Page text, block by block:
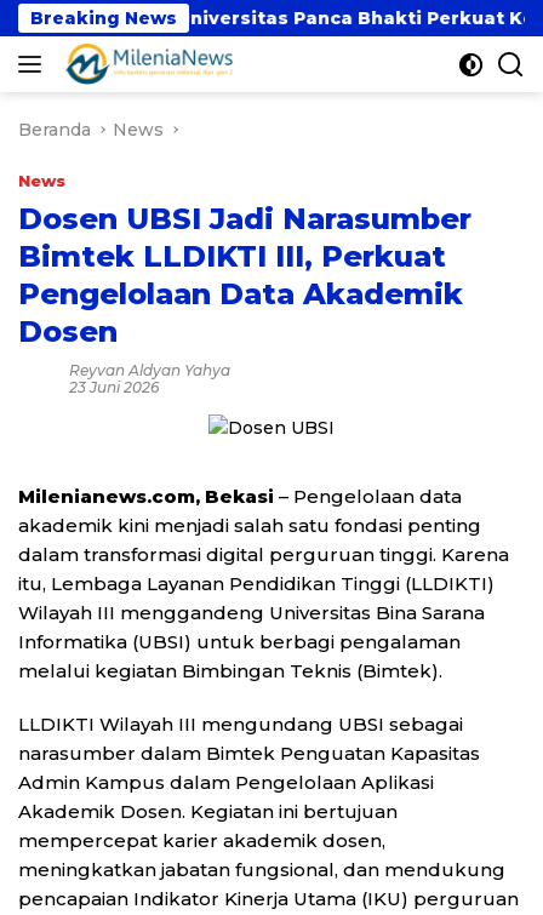
Langsung
ke
konten
Breaking News
dan Universitas Panca Bhakti Perkuat Kolaborasi
Beranda News
News
Dosen UBSI Jadi Narasumber
Bimtek LLDIKTI III, Perkuat
Pengelolaan Data Akademik
Dosen
Reyvan Aldyan Yahya
23 Juni 2026
Milenianews.com, Bekasi – Pengelolaan data
akademik kini menjadi salah satu fondasi penting
dalam transformasi digital perguruan tinggi. Karena
itu, Lembaga Layanan Pendidikan Tinggi (LLDIKTI)
Wilayah III menggandeng Universitas Bina Sarana
Informatika (UBSI) untuk berbagi pengalaman
melalui kegiatan Bimbingan Teknis (Bimtek).
LLDIKTI Wilayah III mengundang UBSI sebagai
narasumber dalam Bimtek Penguatan Kapasitas
Admin Kampus dalam Pengelolaan Aplikasi
Akademik Dosen. Kegiatan ini bertujuan
mempercepat karier akademik dosen,
meningkatkan jabatan fungsional, dan mendukung
pencapaian Indikator Kinerja Utama (IKU) perguruan